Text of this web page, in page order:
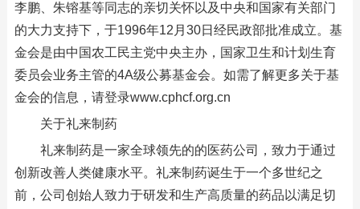
李鹏、朱镕基等同志的亲切关怀以及中央和国家有关部门
的大力支持下，于1996年12月30日经民政部批准成立。基
金会是由中国农工民主党中央主办，国家卫生和计划生育
委员会业务主管的4A级公募基金会。如需了解更多关于基
金会的信息，请登录www.cphcf.org.cn
关于礼来制药
礼来制药是一家全球领先的的医药公司，致力于通过
创新改善人类健康水平。礼来制药诞生于一个多世纪之
前，公司创始人致力于研发和生产高质量的药品以满足切